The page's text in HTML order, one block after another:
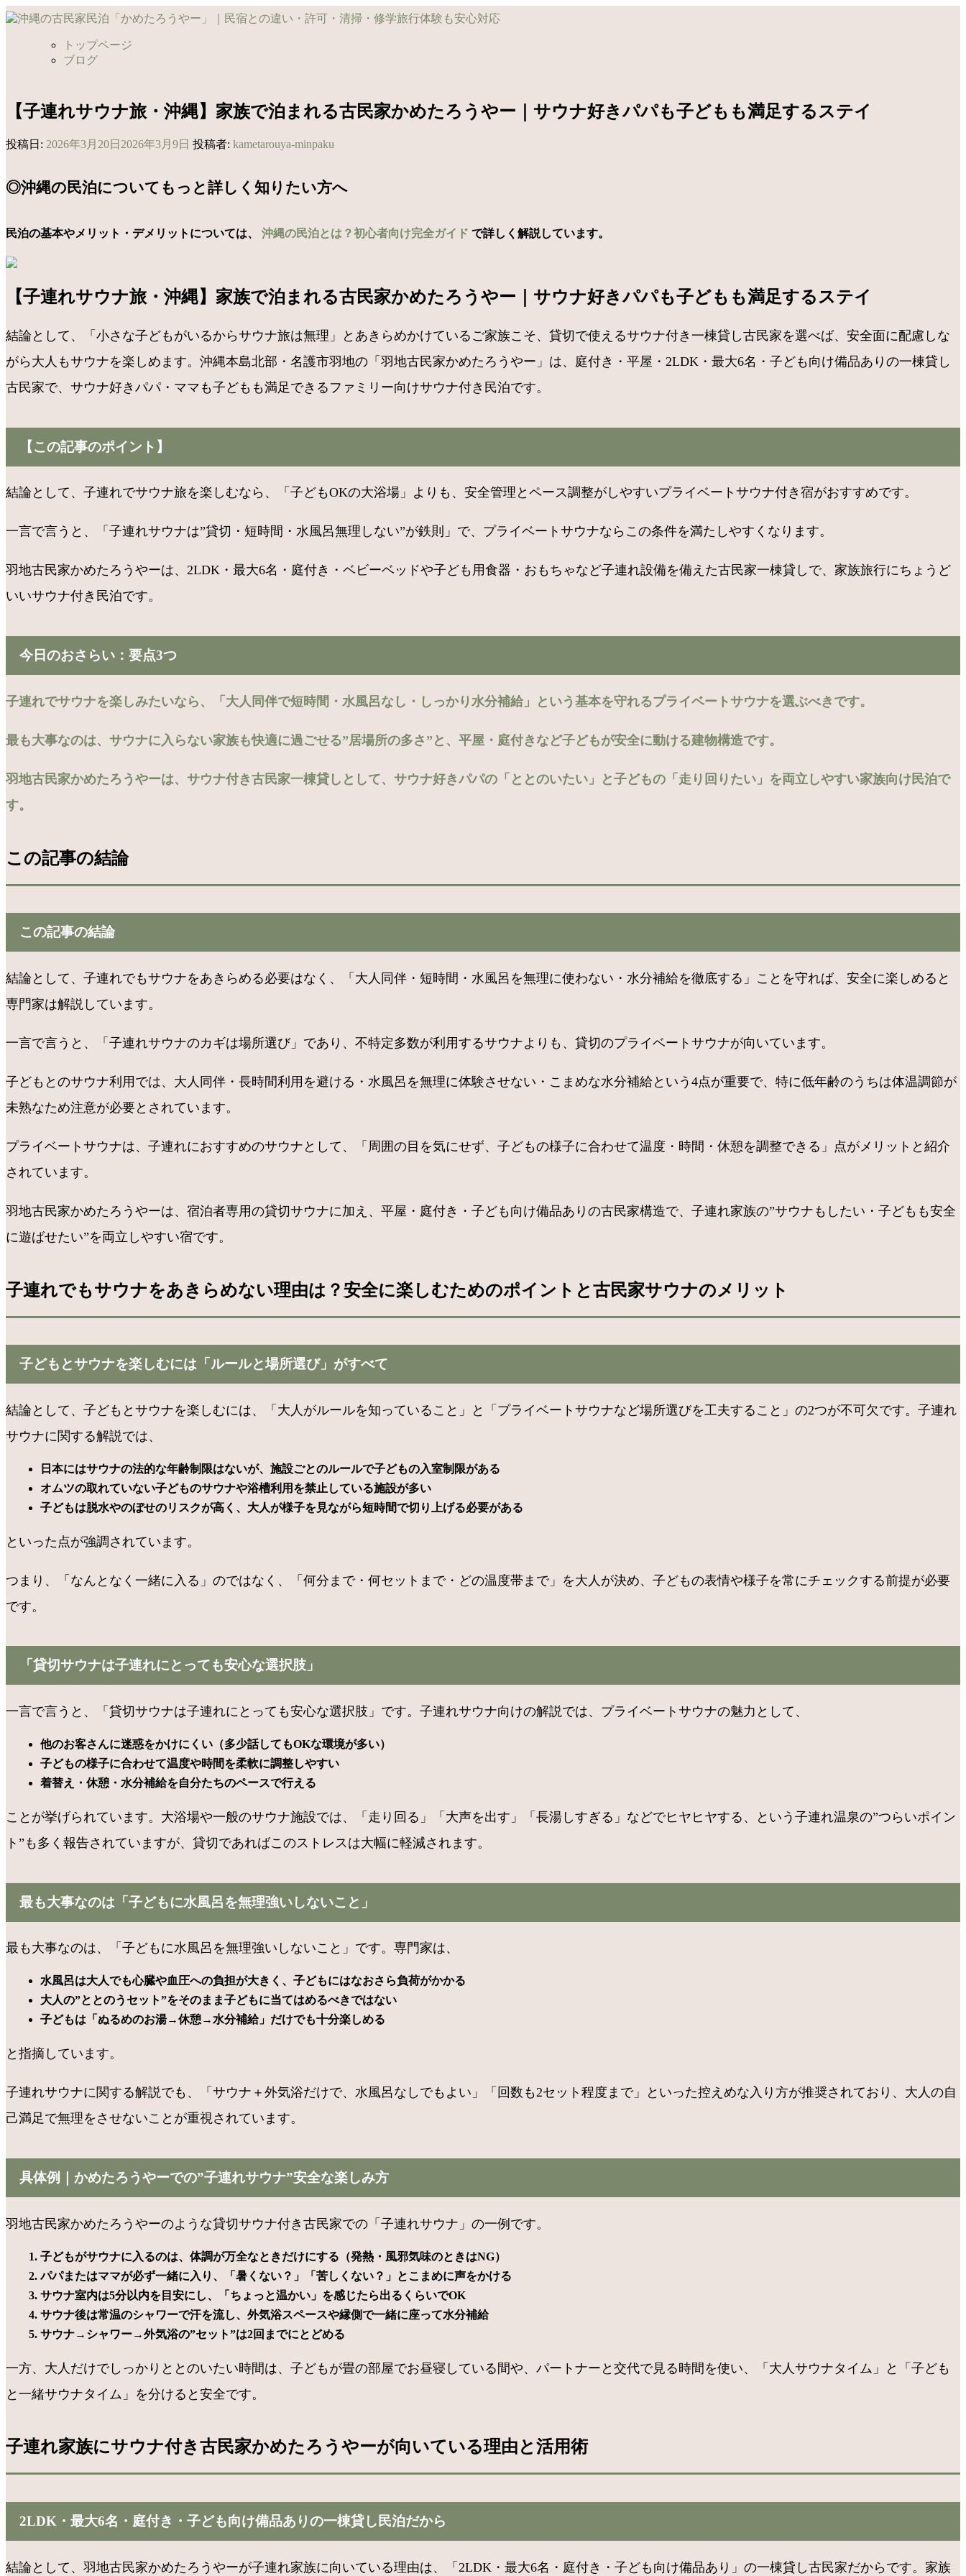
コ
ン
プ
トップページ
ブログ
【子連れサウナ旅・沖縄】家族で泊まれる古民家かめたろうやー｜サウナ好きパパも子どもも満足するステイ
投稿日: 2026年3月20日 2026年3月9日 投稿者: kametarouya-minpaku
◎沖縄の民泊についてもっと詳しく知りたい方へ
民泊の基本やメリット・デメリットについては、 沖縄の民泊とは？初心者向け完全ガイド で詳しく解説しています。
【子連れサウナ旅・沖縄】家族で泊まれる古民家かめたろうやー｜サウナ好きパパも子どもも満足するステイ
結論として、「小さな子どもがいるからサウナ旅は無理」とあきらめかけているご家族こそ、貸切で使えるサウナ付き一棟貸し古民家を選べば、安全面に配慮しな
がら大人もサウナを楽しめます。沖縄本島北部・名護市羽地の「羽地古民家かめたろうやー」は、庭付き・平屋・2LDK・最大6名・子ども向け備品ありの一棟貸し
古民家で、サウナ好きパパ・ママも子どもも満足できるファミリー向けサウナ付き民泊です。
【この記事のポイント】
結論として、子連れでサウナ旅を楽しむなら、「子どもOKの大浴場」よりも、安全管理とペース調整がしやすいプライベートサウナ付き宿がおすすめです。
一言で言うと、「子連れサウナは”貸切・短時間・水風呂無理しない”が鉄則」で、プライベートサウナならこの条件を満たしやすくなります。
羽地古民家かめたろうやーは、2LDK・最大6名・庭付き・ベビーベッドや子ども用食器・おもちゃなど子連れ設備を備えた古民家一棟貸しで、家族旅行にちょうど
いいサウナ付き民泊です。
今日のおさらい：要点3つ
子連れでサウナを楽しみたいなら、「大人同伴で短時間・水風呂なし・しっかり水分補給」という基本を守れるプライベートサウナを選ぶべきです。
最も大事なのは、サウナに入らない家族も快適に過ごせる”居場所の多さ”と、平屋・庭付きなど子どもが安全に動ける建物構造です。
羽地古民家かめたろうやーは、サウナ付き古民家一棟貸しとして、サウナ好きパパの「ととのいたい」と子どもの「走り回りたい」を両立しやすい家族向け民泊で
す。
この記事の結論
この記事の結論
結論として、子連れでもサウナをあきらめる必要はなく、「大人同伴・短時間・水風呂を無理に使わない・水分補給を徹底する」ことを守れば、安全に楽しめると
専門家は解説しています。
一言で言うと、「子連れサウナのカギは場所選び」であり、不特定多数が利用するサウナよりも、貸切のプライベートサウナが向いています。
子どもとのサウナ利用では、大人同伴・長時間利用を避ける・水風呂を無理に体験させない・こまめな水分補給という4点が重要で、特に低年齢のうちは体温調節が
未熟なため注意が必要とされています。
プライベートサウナは、子連れにおすすめのサウナとして、「周囲の目を気にせず、子どもの様子に合わせて温度・時間・休憩を調整できる」点がメリットと紹介
されています。
羽地古民家かめたろうやーは、宿泊者専用の貸切サウナに加え、平屋・庭付き・子ども向け備品ありの古民家構造で、子連れ家族の”サウナもしたい・子どもも安全
に遊ばせたい”を両立しやすい宿です。
子連れでもサウナをあきらめない理由は？安全に楽しむためのポイントと古民家サウナのメリット
子どもとサウナを楽しむには「ルールと場所選び」がすべて
結論として、子どもとサウナを楽しむには、「大人がルールを知っていること」と「プライベートサウナなど場所選びを工夫すること」の2つが不可欠です。子連れ
サウナに関する解説では、
日本にはサウナの法的な年齢制限はないが、施設ごとのルールで子どもの入室制限がある
オムツの取れていない子どものサウナや浴槽利用を禁止している施設が多い
子どもは脱水やのぼせのリスクが高く、大人が様子を見ながら短時間で切り上げる必要がある
といった点が強調されています。
つまり、「なんとなく一緒に入る」のではなく、「何分まで・何セットまで・どの温度帯まで」を大人が決め、子どもの表情や様子を常にチェックする前提が必要
です。
「貸切サウナは子連れにとっても安心な選択肢」
一言で言うと、「貸切サウナは子連れにとっても安心な選択肢」です。子連れサウナ向けの解説では、プライベートサウナの魅力として、
他のお客さんに迷惑をかけにくい（多少話してもOKな環境が多い）
子どもの様子に合わせて温度や時間を柔軟に調整しやすい
着替え・休憩・水分補給を自分たちのペースで行える
ことが挙げられています。大浴場や一般のサウナ施設では、「走り回る」「大声を出す」「長湯しすぎる」などでヒヤヒヤする、という子連れ温泉の”つらいポイン
ト”も多く報告されていますが、貸切であればこのストレスは大幅に軽減されます。
最も大事なのは「子どもに水風呂を無理強いしないこと」
最も大事なのは、「子どもに水風呂を無理強いしないこと」です。専門家は、
水風呂は大人でも心臓や血圧への負担が大きく、子どもにはなおさら負荷がかかる
大人の”ととのうセット”をそのまま子どもに当てはめるべきではない
子どもは「ぬるめのお湯→休憩→水分補給」だけでも十分楽しめる
と指摘しています。
子連れサウナに関する解説でも、「サウナ＋外気浴だけで、水風呂なしでもよい」「回数も2セット程度まで」といった控えめな入り方が推奨されており、大人の自
己満足で無理をさせないことが重視されています。
具体例｜かめたろうやーでの”子連れサウナ”安全な楽しみ方
羽地古民家かめたろうやーのような貸切サウナ付き古民家での「子連れサウナ」の一例です。
子どもがサウナに入るのは、体調が万全なときだけにする（発熱・風邪気味のときはNG）
パパまたはママが必ず一緒に入り、「暑くない？」「苦しくない？」とこまめに声をかける
サウナ室内は5分以内を目安にし、「ちょっと温かい」を感じたら出るくらいでOK
サウナ後は常温のシャワーで汗を流し、外気浴スペースや縁側で一緒に座って水分補給
サウナ→シャワー→外気浴の”セット”は2回までにとどめる
一方、大人だけでしっかりととのいたい時間は、子どもが畳の部屋でお昼寝している間や、パートナーと交代で見る時間を使い、「大人サウナタイム」と「子ども
と一緒サウナタイム」を分けると安全です。
子連れ家族にサウナ付き古民家かめたろうやーが向いている理由と活用術
2LDK・最大6名・庭付き・子ども向け備品ありの一棟貸し民泊だから
結論として、羽地古民家かめたろうやーが子連れ家族に向いている理由は、「2LDK・最大6名・庭付き・子ども向け備品あり」の一棟貸し古民家だからです。家族